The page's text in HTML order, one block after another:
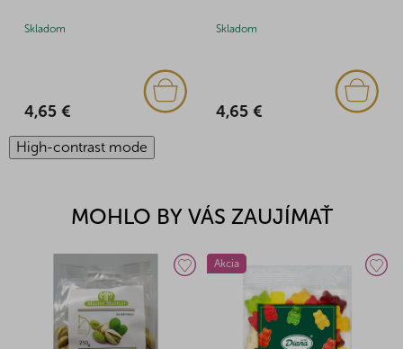
Skladom
4,65 €
Skladom
4,65 €
High-contrast mode
MOHLO BY VÁS ZAUJÍMAŤ
Akcia